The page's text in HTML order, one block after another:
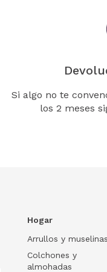
Si algo no te
los 2 meses
Hogar
Arrullos y muselinas
Colchones y
almohadas